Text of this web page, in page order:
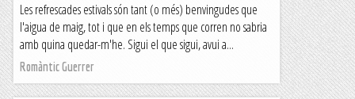
Les refrescades estivals són tant (o més) benvingudes que
l'aigua de maig, tot i que en els temps que corren no sabria
amb quina quedar-m'he. Sigui el que sigui, avui a...
Romàntic Guerrer